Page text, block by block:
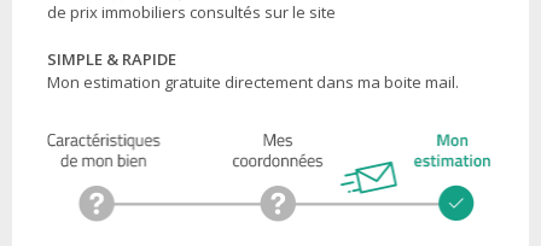
de prix immobiliers consultés sur le site
SIMPLE & RAPIDE
Mon estimation gratuite directement dans ma boite mail.